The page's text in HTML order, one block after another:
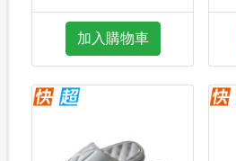
加入購物車